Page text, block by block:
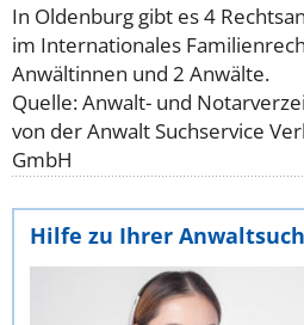
In Oldenburg gibt es 4
im Internationales
Anwältinnen und 2 Anwälte.
Quelle: Anwalt- und
von der Anwalt Suchservice
GmbH
Hilfe zu Ihrer